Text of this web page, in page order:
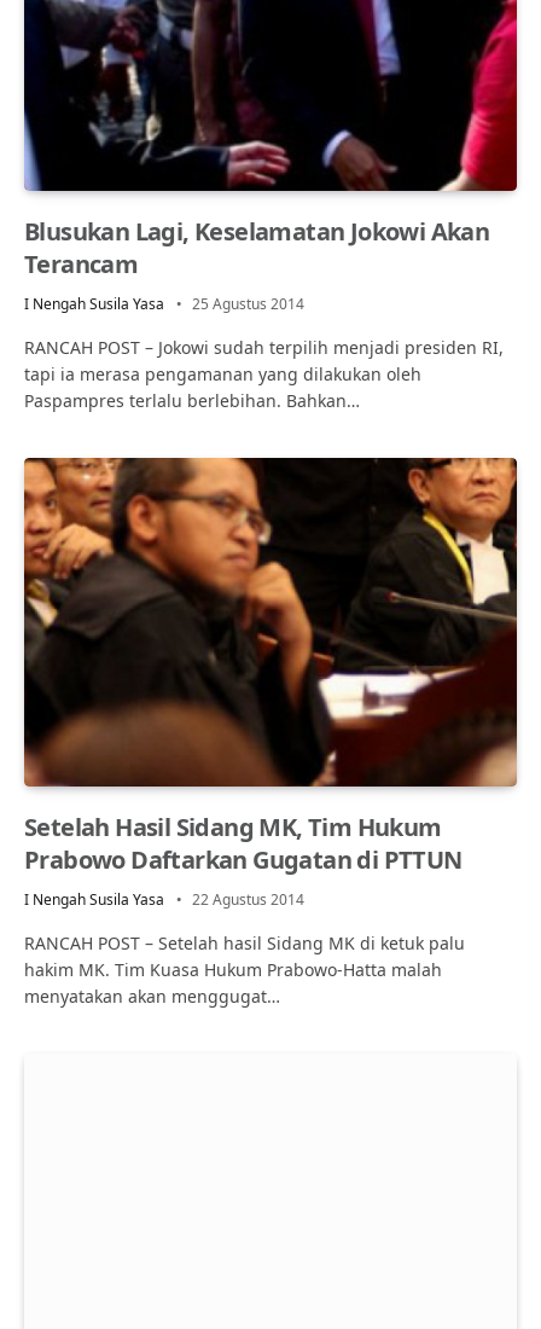
Blusukan Lagi, Keselamatan Jokowi Akan
Terancam
I Nengah Susila Yasa 25 Agustus 2014
RANCAH POST – Jokowi sudah terpilih menjadi presiden RI,
tapi ia merasa pengamanan yang dilakukan oleh
Paspampres terlalu berlebihan. Bahkan…
Setelah Hasil Sidang MK, Tim Hukum
Prabowo Daftarkan Gugatan di PTTUN
I Nengah Susila Yasa 22 Agustus 2014
RANCAH POST – Setelah hasil Sidang MK di ketuk palu
hakim MK. Tim Kuasa Hukum Prabowo-Hatta malah
menyatakan akan menggugat…